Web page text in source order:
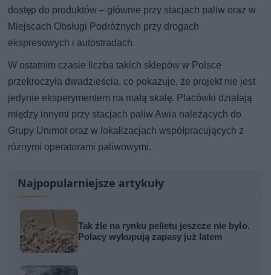
dostęp do produktów – głównie przy stacjach paliw oraz w
Miejscach Obsługi Podróżnych przy drogach
ekspresowych i autostradach.
W ostatnim czasie liczba takich sklepów w Polsce
przekroczyła dwadzieścia, co pokazuje, że projekt nie jest
jedynie eksperymentem na małą skalę. Placówki działają
między innymi przy stacjach paliw Awia należących do
Grupy Unimot oraz w lokalizacjach współpracujących z
różnymi operatorami paliwowymi.
Najpopularniejsze artykuły
Tak źle na rynku pelletu jeszcze nie było.
Polacy wykupują zapasy już latem